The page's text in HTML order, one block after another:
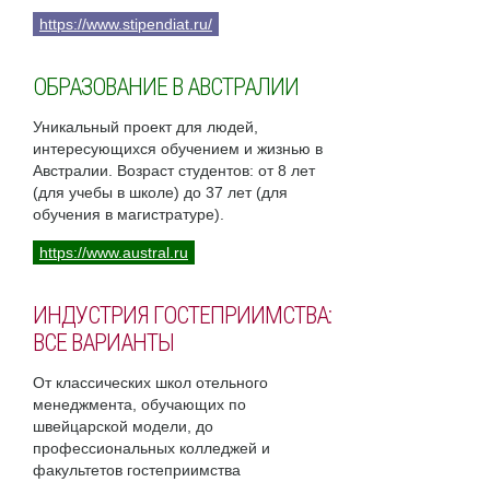
https://www.stipendiat.ru/
ОБРАЗОВАНИЕ В АВСТРАЛИИ
Уникальный проект для людей,
интересующихся обучением и жизнью в
Австралии. Возраст студентов: от 8 лет
(для учебы в школе) до 37 лет (для
обучения в магистратуре).
https://www.austral.ru
ИНДУСТРИЯ ГОСТЕПРИИМСТВА:
ВСЕ ВАРИАНТЫ
От классических школ отельного
менеджмента, обучающих по
швейцарской модели, до
профессиональных колледжей и
факультетов гостеприимства